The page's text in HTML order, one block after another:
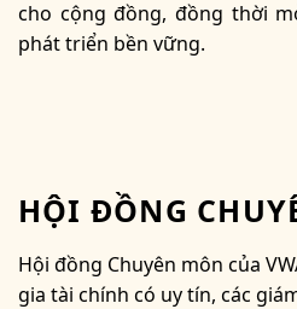
cho cộng đồng, đồng thời
phát triển bền vững.
HỘI ĐỒNG
Hội đồng Chuyên môn của
gia tài chính có uy tín, các